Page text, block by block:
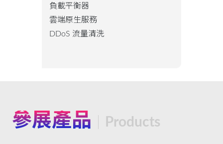
負載平衡器
雲端原生服務
DDoS 流量清洗
參展產品 Products